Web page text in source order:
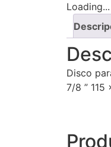
Loading...
Disco
7/8 ”